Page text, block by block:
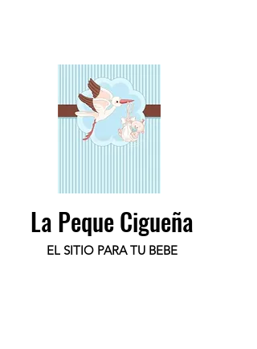
La Peque Cigueña
EL SITIO PARA TU BEBE